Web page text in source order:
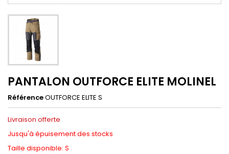
PANTALON OUTFORCE ELITE MOLINEL
RéférenceOUTFORCE ELITE S
Livraison offerte
Jusqu'à épuisement des stocks
Taille disponible: S